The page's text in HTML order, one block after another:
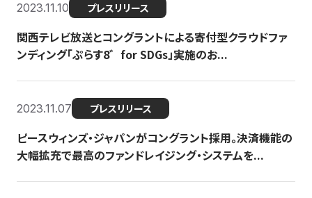
2023.11.10 プレスリリース
関西テレビ放送とコングラントによる寄付型クラウドファ
ンディング「ぷらす8゛for SDGs」実施のお...
2023.11.07 プレスリリース
ピースウィンズ・ジャパンがコングラント採用。決済機能の
大幅拡充で最高のファンドレイジング・システムを...